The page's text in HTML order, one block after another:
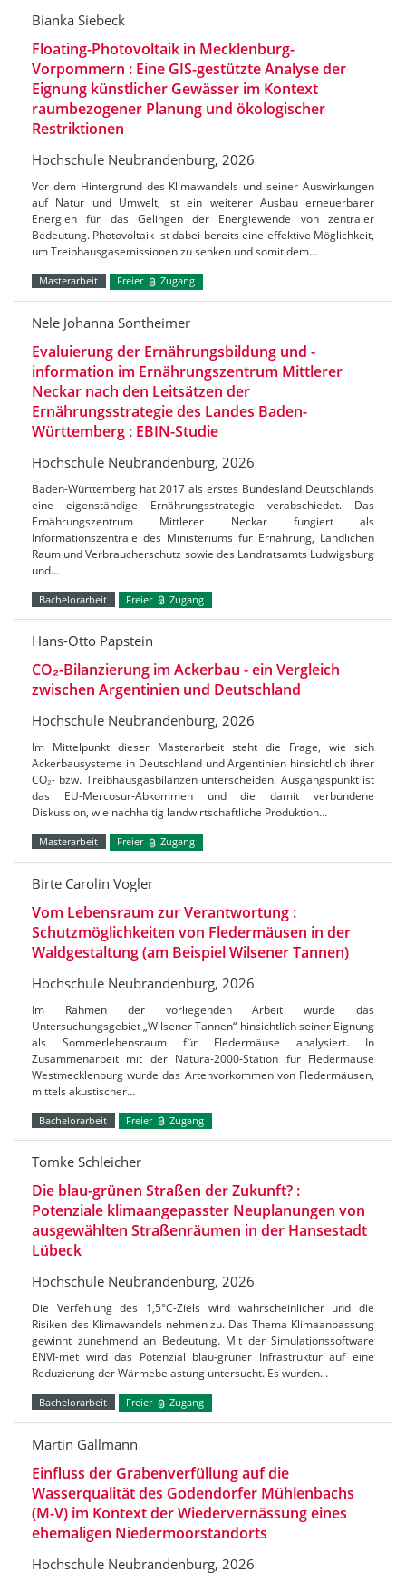
Bianka Siebeck
Floating-Photovoltaik in Mecklenburg-
Vorpommern : Eine GIS-gestützte Analyse der
Eignung künstlicher Gewässer im Kontext
raumbezogener Planung und ökologischer
Restriktionen
Hochschule Neubrandenburg, 2026
Vor dem Hintergrund des Klimawandels und seiner Auswirkungen
auf Natur und Umwelt, ist ein weiterer Ausbau erneuerbarer
Energien für das Gelingen der Energiewende von zentraler
Bedeutung. Photovoltaik ist dabei bereits eine effektive Möglichkeit,
um Treibhausgasemissionen zu senken und somit dem…
Masterarbeit Freier Zugang
Nele Johanna Sontheimer
Evaluierung der Ernährungsbildung und -
information im Ernährungszentrum Mittlerer
Neckar nach den Leitsätzen der
Ernährungsstrategie des Landes Baden-
Württemberg : EBIN-Studie
Hochschule Neubrandenburg, 2026
Baden-Württemberg hat 2017 als erstes Bundesland Deutschlands
eine eigenständige Ernährungsstrategie verabschiedet. Das
Ernährungszentrum Mittlerer Neckar fungiert als
Informationszentrale des Ministeriums für Ernährung, Ländlichen
Raum und Verbraucherschutz sowie des Landratsamts Ludwigsburg
und…
Bachelorarbeit Freier Zugang
Hans-Otto Papstein
CO₂-Bilanzierung im Ackerbau - ein Vergleich
zwischen Argentinien und Deutschland
Hochschule Neubrandenburg, 2026
Im Mittelpunkt dieser Masterarbeit steht die Frage, wie sich
Ackerbausysteme in Deutschland und Argentinien hinsichtlich ihrer
CO₂- bzw. Treibhausgasbilanzen unterscheiden. Ausgangspunkt ist
das EU-Mercosur-Abkommen und die damit verbundene
Diskussion, wie nachhaltig landwirtschaftliche Produktion…
Masterarbeit Freier Zugang
Birte Carolin Vogler
Vom Lebensraum zur Verantwortung :
Schutzmöglichkeiten von Fledermäusen in der
Waldgestaltung (am Beispiel Wilsener Tannen)
Hochschule Neubrandenburg, 2026
Im Rahmen der vorliegenden Arbeit wurde das
Untersuchungsgebiet „Wilsener Tannen“ hinsichtlich seiner Eignung
als Sommerlebensraum für Fledermäuse analysiert. In
Zusammenarbeit mit der Natura-2000-Station für Fledermäuse
Westmecklenburg wurde das Artenvorkommen von Fledermäusen,
mittels akustischer…
Bachelorarbeit Freier Zugang
Tomke Schleicher
Die blau-grünen Straßen der Zukunft? :
Potenziale klimaangepasster Neuplanungen von
ausgewählten Straßenräumen in der Hansestadt
Lübeck
Hochschule Neubrandenburg, 2026
Die Verfehlung des 1,5°C-Ziels wird wahrscheinlicher und die
Risiken des Klimawandels nehmen zu. Das Thema Klimaanpassung
gewinnt zunehmend an Bedeutung. Mit der Simulationssoftware
ENVI-met wird das Potenzial blau-grüner Infrastruktur auf eine
Reduzierung der Wärmebelastung untersucht. Es wurden…
Bachelorarbeit Freier Zugang
Martin Gallmann
Einfluss der Grabenverfüllung auf die
Wasserqualität des Godendorfer Mühlenbachs
(M-V) im Kontext der Wiedervernässung eines
ehemaligen Niedermoorstandorts
Hochschule Neubrandenburg, 2026